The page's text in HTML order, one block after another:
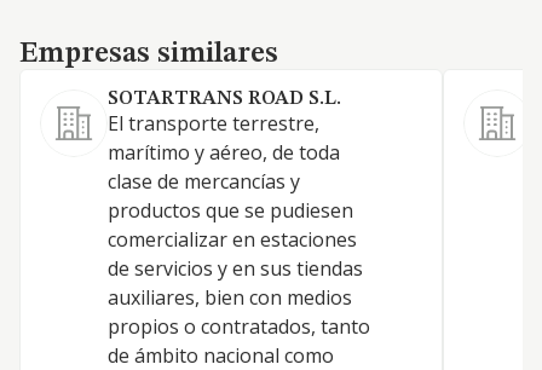
Empresas similares
Empresas similares
SOTARTRANS ROAD S.L.
El transporte terrestre,
marítimo y aéreo, de toda
clase de mercancías y
productos que se pudiesen
comercializar en estaciones
de servicios y en sus tiendas
auxiliares, bien con medios
propios o contratados, tanto
de ámbito nacional como